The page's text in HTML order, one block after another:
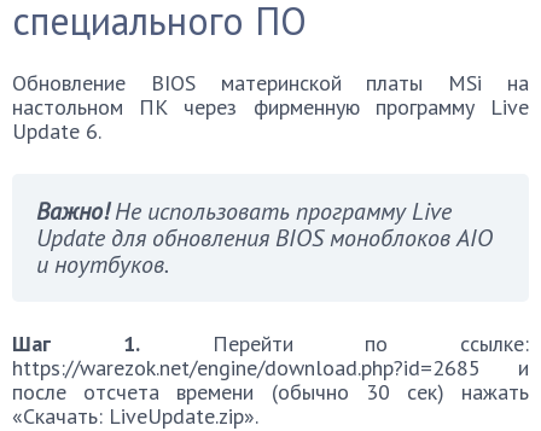
специального ПО
Обновление BIOS материнской платы MSi на
настольном ПК через фирменную программу Live
Update 6.
Важно!Не использовать программу Live
Update для обновления BIOS моноблоков AIO
и ноутбуков.
Шаг 1.Перейти по ссылке:
https://warezok.net/engine/download.php?id=2685 и
после отсчета времени (обычно 30 сек) нажать
«Скачать: LiveUpdate.zip».